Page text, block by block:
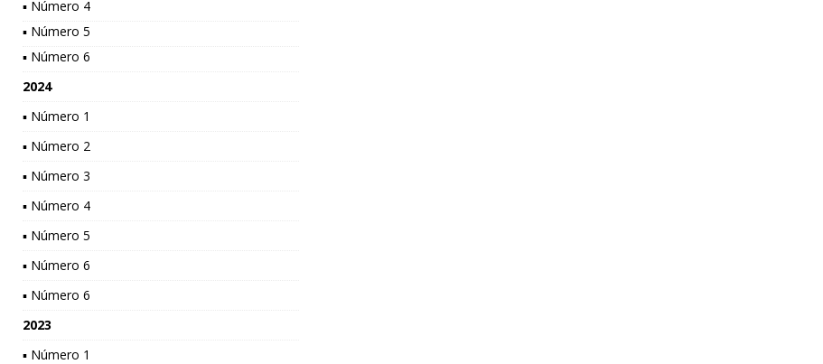
▪ Número 4
▪ Número 5
▪ Número 6
2024
▪ Número 1
▪ Número 2
▪ Número 3
▪ Número 4
▪ Número 5
▪ Número 6
▪ Número 6
2023
▪ Número 1